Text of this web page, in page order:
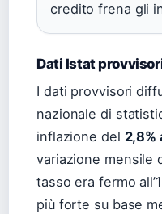
credito frena gli
Dati Istat
I dati provvisori
nazionale di
inflazione del 2,8%
variazione mensile
tasso era fermo
più forte su base